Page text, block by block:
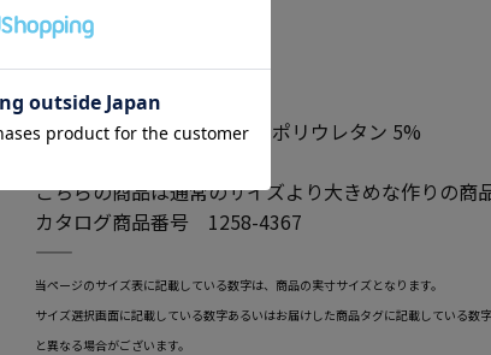
ット有/裏起毛
●素材
本体：ポリエステル 100%
リブ：ポリエステル 95% ポリウレタン 5%
こちらの商品は通常のサイズより大きめな作りの商
カタログ商品番号 1258-4367
―――――――――――――――――――――――
当ページのサイズ表に記載している数字は、商品の実寸サイズとなります。
サイズ選択画面に記載している数字あるいはお届けした商品タグに記載している数
と異なる場合がございます。